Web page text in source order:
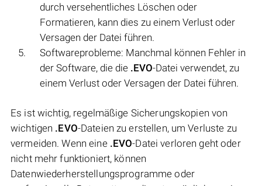
durch versehentliches Löschen oder
Formatieren, kann dies zu einem Verlust oder
Versagen der Datei führen.
Softwareprobleme: Manchmal können Fehler in
der Software, die die .EVO-Datei verwendet, zu
einem Verlust oder Versagen der Datei führen.
Es ist wichtig, regelmäßige Sicherungskopien von
wichtigen .EVO-Dateien zu erstellen, um Verluste zu
vermeiden. Wenn eine .EVO-Datei verloren geht oder
nicht mehr funktioniert, können
Datenwiederherstellungsprogramme oder